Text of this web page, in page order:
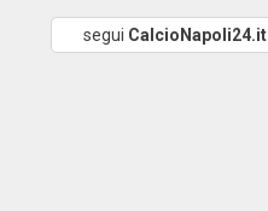
segui CalcioNapoli24.it